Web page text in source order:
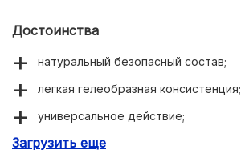
Достоинства
натуральный безопасный состав;
легкая гелеобразная консистенция;
универсальное действие;
подходит для кожи вокруг глаз;
Загрузить еще